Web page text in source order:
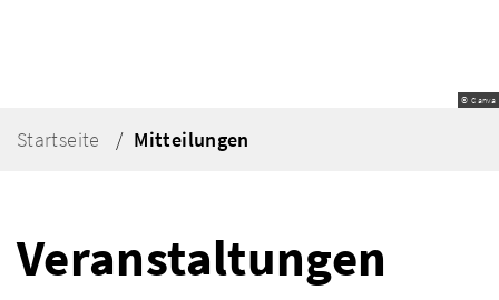
© Canva
Startseite Mitteilungen
Veranstaltungen